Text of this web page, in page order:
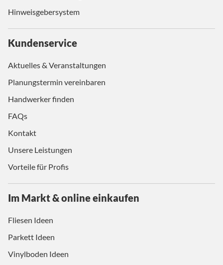
Hinweisgebersystem
Kundenservice
Aktuelles & Veranstaltungen
Planungstermin vereinbaren
Handwerker finden
FAQs
Kontakt
Unsere Leistungen
Vorteile für Profis
Im Markt & online einkaufen
Fliesen Ideen
Parkett Ideen
Vinylboden Ideen